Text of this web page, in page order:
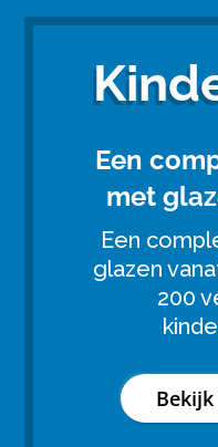
Een
met
Een
glazen
200